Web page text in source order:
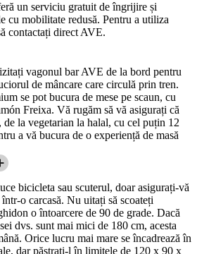
un serviciu gratuit de îngrijire și
cu mobilitate redusă. Pentru a utiliza
contactați direct AVE.
vagonul bar AVE de la bord pentru
de mâncare care circulă prin tren.
se pot bucura de mese pe scaun, cu
Freixa. Vă rugăm să vă asigurați că
la vegetarian la halal, cu cel puțin 12
a vă bucura de o experiență de masă
bicicleta sau scuterul, doar asigurați-vă
o carcasă. Nu uitați să scoateți
o întoarcere de 90 de grade. Dacă
dvs. sunt mai mici de 180 cm, acesta
Orice lucru mai mare se încadrează în
dar păstrați-l în limitele de 120 x 90 x